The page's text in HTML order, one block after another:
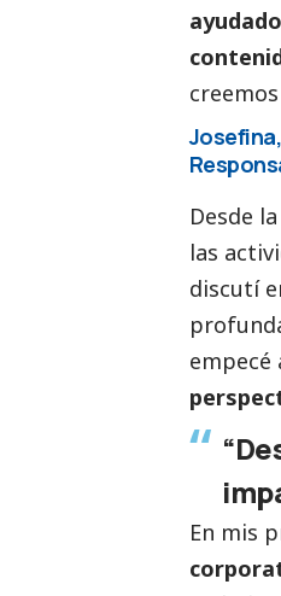
Desde
las
discutí
En mis